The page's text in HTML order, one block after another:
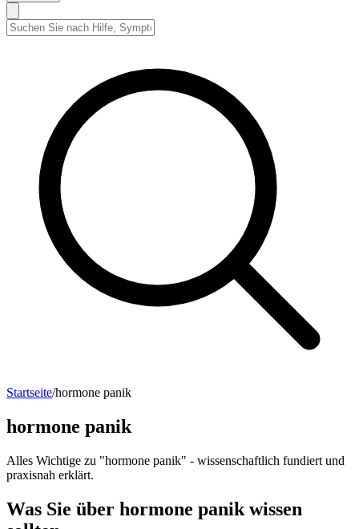
Startseite/hormone panik
hormone panik
Alles Wichtige zu "hormone panik" - wissenschaftlich fundiert und
praxisnah erklärt.
Was Sie über hormone panik wissen